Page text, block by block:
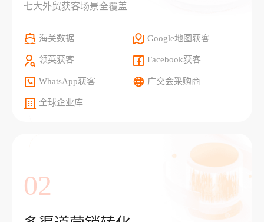
七大外贸获客场景全覆盖
海关数据 Google地图获客
领英获客 Facebook获客
WhatsApp获客 广交会采购商
全球企业库
02